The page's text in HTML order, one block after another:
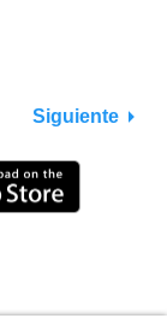
Siguiente